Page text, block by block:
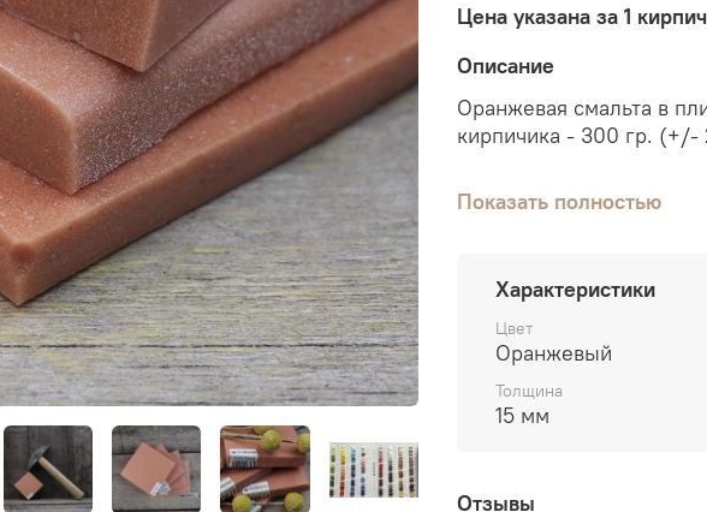
Цена указана за 1
Описание
Оранжевая смальта в
кирпичика - 300 гр. (+/-
харди (наковальня).
создания
керабонд (серый или
сетка монтажная,
цветопередачи устройств.
Показать полностью
Характеристики
Цвет
Оранжевый
Толщина
15 мм
Отзывы